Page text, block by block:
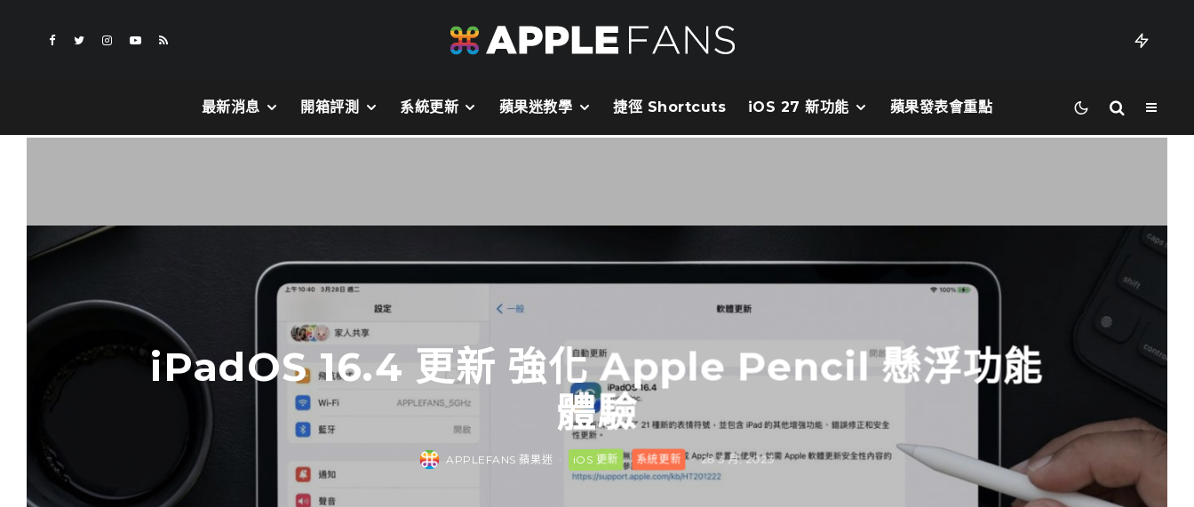
最新消息 開箱評測 系統更新 蘋果迷教學 捷徑 Shortcuts iOS 27 新功能 蘋果發表會重點
iPadOS 16.4 更新 強化 Apple Pencil 懸浮功能
體驗
APPLEFANS 蘋果迷 · iOS 更新 系統更新 · 28 3 月, 2023